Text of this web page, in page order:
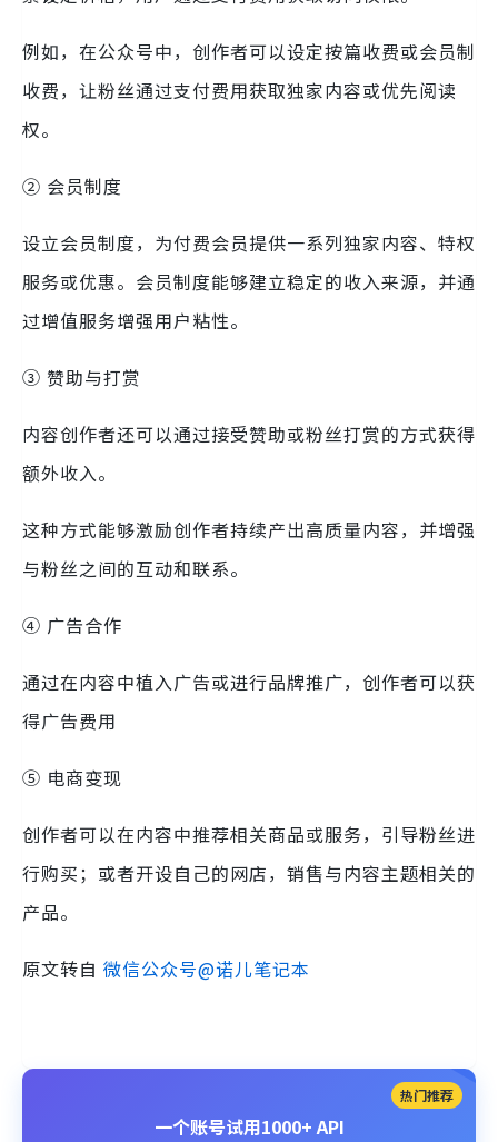
例如，在公众号中，创作者可以设定按篇收费或会员制
收费，让粉丝通过支付费用获取独家内容或优先阅读
权。
② 会员制度
设立会员制度，为付费会员提供一系列独家内容、特权
服务或优惠。会员制度能够建立稳定的收入来源，并通
过增值服务增强用户粘性。
③ 赞助与打赏
内容创作者还可以通过接受赞助或粉丝打赏的方式获得
额外收入。
这种方式能够激励创作者持续产出高质量内容，并增强
与粉丝之间的互动和联系。
④ 广告合作
通过在内容中植入广告或进行品牌推广，创作者可以获
得广告费用
⑤ 电商变现
创作者可以在内容中推荐相关商品或服务，引导粉丝进
行购买；或者开设自己的网店，销售与内容主题相关的
产品。
原文转自 微信公众号@诺儿笔记本
热门推荐
一个账号试用1000+ API